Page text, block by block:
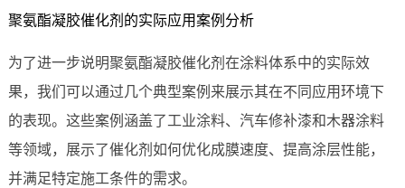
聚氨酯凝胶催化剂的实际应用案例分析
为了进一步说明聚氨酯凝胶催化剂在涂料体系中的实际效
果，我们可以通过几个典型案例来展示其在不同应用环境下
的表现。这些案例涵盖了工业涂料、汽车修补漆和木器涂料
等领域，展示了催化剂如何优化成膜速度、提高涂层性能，
并满足特定施工条件的需求。